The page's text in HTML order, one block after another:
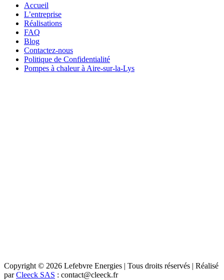
Accueil
L’entreprise
Réalisations
FAQ
Blog
Contactez-nous
Politique de Confidentialité
Pompes à chaleur à Aire-sur-la-Lys
Copyright © 2026 Lefebvre Energies | Tous droits réservés | Réalisé
parCleeck SAS : contact@cleeck.fr